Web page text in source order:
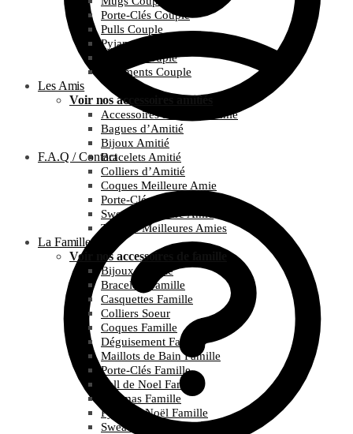
F.A.Q / Contact
Porte-Clés Couple
Pulls Couple
Pyjamas Couple
T-Shirts Couple
Vêtements Couple
Les Amis
Voir nos accessoires amitiés
Accessoires Meilleure Amie
Bagues d’Amitié
Bijoux Amitié
Bracelets Amitié
Colliers d’Amitié
Coques Meilleure Amie
Porte-Clés Amitié
Sweats Meilleure Amie
T-Shirts Meilleures Amies
La Famille
Voir nos accessoires de famille
Bijoux Famille
Bracelets Famille
Casquettes Famille
Colliers Soeur
Coques Famille
Déguisement Famille
Maillots de Bain Famille
Porte-Clés Famille
Pull de Noel Famille
Pyjamas Famille
Pyjamas Noël Famille
Sweats Famille